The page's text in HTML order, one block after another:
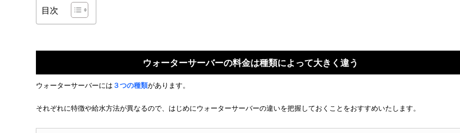
目次
ウォーターサーバーの料金は種類によって大きく違う
ウォーターサーバーには ３つの種類があります。
それぞれに特徴や給水方法が異なるので、はじめにウォーターサーバーの違いを把握しておくことをおすすめいたします。